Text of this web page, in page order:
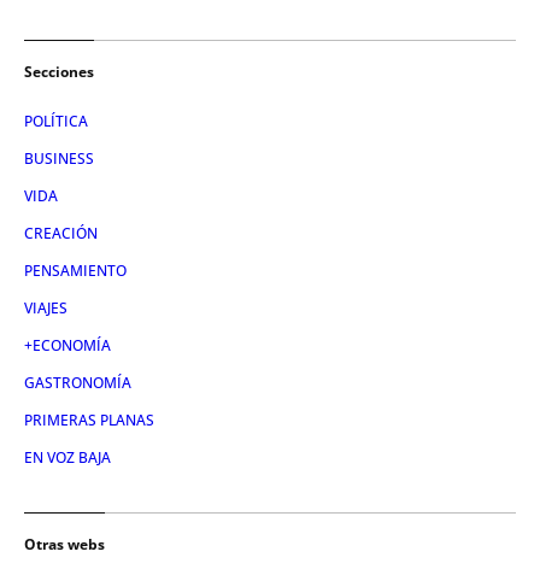
Secciones
POLÍTICA
BUSINESS
VIDA
CREACIÓN
PENSAMIENTO
VIAJES
+ECONOMÍA
GASTRONOMÍA
PRIMERAS PLANAS
EN VOZ BAJA
Otras webs